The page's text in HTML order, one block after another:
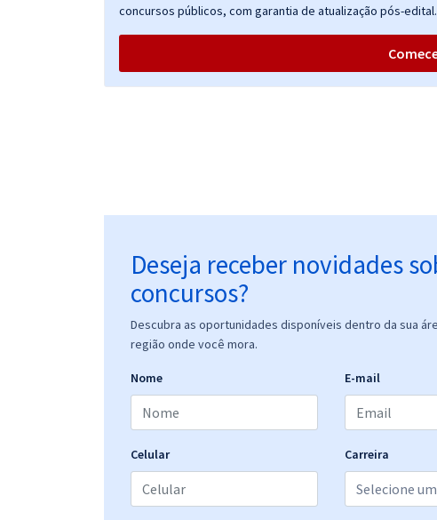
concursos públicos, com garantia de atualização pós-edital.
Deseja receber novidades
concursos?
Descubra as oportunidades disponíveis dentro da sua
região onde você mora.
Nome E-mail
Celular Carreira